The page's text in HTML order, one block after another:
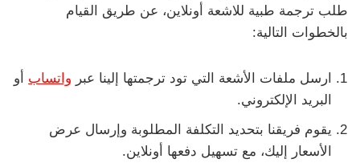
طلب ترجمة طبية للاشعة أونلاين، عن طريق القيام
بالخطوات التالية:
ارسل ملفات الأشعة التي تود ترجمتها إلينا عبر واتساب أو
البريد الإلكتروني.
يقوم فريقنا بتحديد التكلفة المطلوبة وإرسال عرض
الأسعار إليك، مع تسهيل دفعها أونلاين.